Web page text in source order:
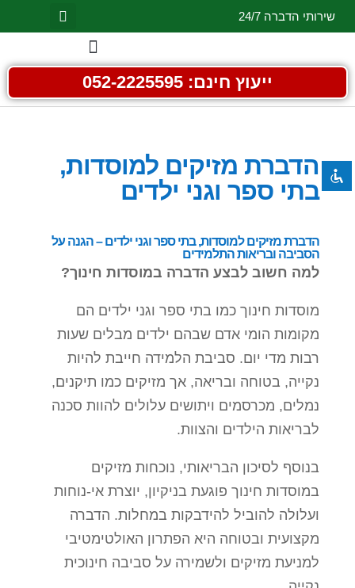
visibility_off השבת את ההבזקים
title סמן כותרות
zoom_out זום (הקטנה)
zoom_in זום (הגדלה)
add_circle_outline הגדלת גופן
spellcheck גופן קריא
ניגודיות כהה
font_download
לאפס
את
כל
cached
שירותי הדברה 24/7
ייעוץ חינם: 052-2225595
הדברת מזיקים למוסדות,
בתי ספר וגני ילדים
הדברת מזיקים למוסדות, בתי ספר וגני ילדים – הגנה על
הסביבה ובריאות התלמידים
למה חשוב לבצע הדברה במוסדות חינוך?
מוסדות חינוך כמו בתי ספר וגני ילדים הם
מקומות הומי אדם שבהם ילדים מבלים שעות
רבות מדי יום. סביבת הלמידה חייבת להיות
נקייה, בטוחה ובריאה, אך מזיקים כמו תיקנים,
נמלים, מכרסמים ויתושים עלולים להוות סכנה
לבריאות הילדים והצוות.
בנוסף לסיכון הבריאותי, נוכחות מזיקים
במוסדות חינוך פוגעת בניקיון, יוצרת אי-נוחות
ועלולה להוביל להידבקות במחלות. הדברה
מקצועית ובטוחה היא הפתרון האולטימטיבי
למניעת מזיקים ולשמירה על סביבה חינוכית